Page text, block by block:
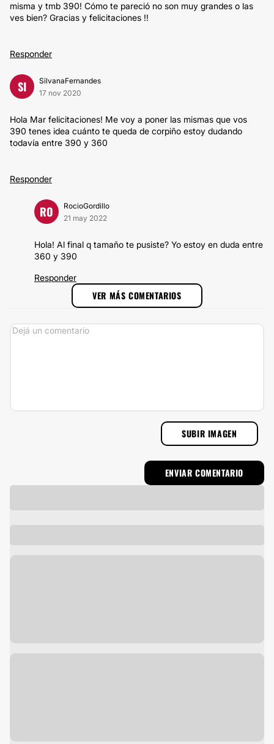
misma y tmb 390! Cómo te pareció no son muy grandes o las
ves bien? Gracias y felicitaciones !!
Responder
SI
SilvanaFernandes
17 nov 2020
Hola Mar felicitaciones! Me voy a poner las mismas que vos
390 tenes idea cuánto te queda de corpiño estoy dudando
todavía entre 390 y 360
Responder
RO
RocioGordillo
21 may 2022
Hola! Al final q tamaño te pusiste? Yo estoy en duda entre
360 y 390
Responder
VER MÁS COMENTARIOS
SUBIR IMAGEN